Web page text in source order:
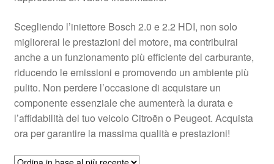
Scegliendo l’iniettore Bosch 2.0 e 2.2 HDI, non solo
migliorerai le prestazioni del motore, ma contribuirai
anche a un funzionamento più efficiente del carburante,
riducendo le emissioni e promovendo un ambiente più
pulito. Non perdere l’occasione di acquistare un
componente essenziale che aumenterà la durata e
l’affidabilità del tuo veicolo Citroën o Peugeot. Acquista
ora per garantire la massima qualità e prestazioni!